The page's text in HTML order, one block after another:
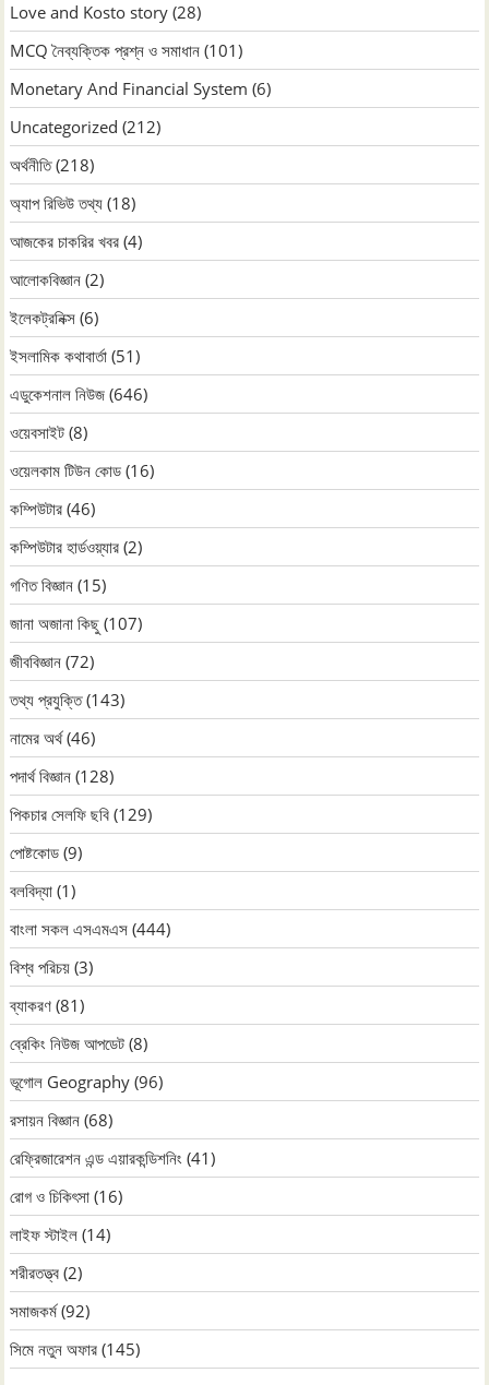
Love and Kosto story (28)
MCQ নৈব্যক্তিক প্রশ্ন ও সমাধান (101)
Monetary And Financial System (6)
Uncategorized (212)
অর্থনীতি(218)
অ্যাপ রিভিউ তথ্য (18)
আজকের চাকরির খবর (4)
আলোকবিজ্ঞান (2)
ইলেকট্রনিক্স (6)
ইসলামিক কথাবার্তা (51)
এডুকেশনাল নিউজ (646)
ওয়েবসাইট (8)
ওয়েলকাম টিউন কোড (16)
কম্পিউটার (46)
কম্পিউটার হার্ডওয়্যার (2)
গণিত বিজ্ঞান (15)
জানা অজানা কিছু (107)
জীববিজ্ঞান (72)
তথ্য প্রযুক্তি(143)
নামের অর্থ(46)
পদার্থ বিজ্ঞান (128)
পিকচার সেলফি ছবি (129)
পোষ্টকোড (9)
বলবিদ্যা (1)
বাংলা সকল এসএমএস (444)
বিশ্ব পরিচয় (3)
ব্যাকরণ (81)
ব্রেকিং নিউজ আপডেট (8)
ভূগোল Geography (96)
রসায়ন বিজ্ঞান (68)
রেফ্রিজারেশন এন্ড এয়ারকন্ডিশনিং (41)
রোগ ও চিকিৎসা (16)
লাইফ স্টাইল (14)
শরীরতত্ত্ব (2)
সমাজকর্ম(92)
সিমে নতুন ‍অফার (145)